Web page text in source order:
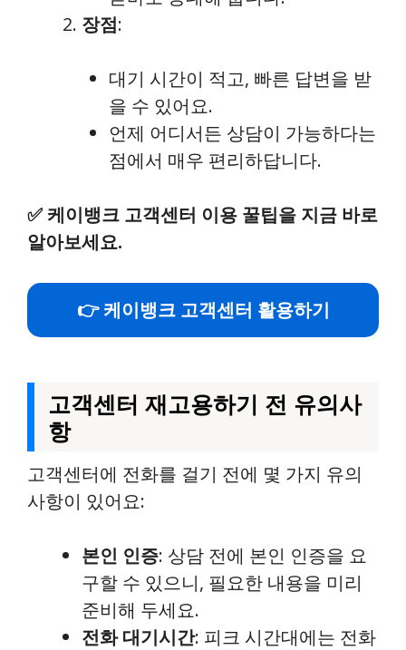
장점:
대기 시간이 적고, 빠른 답변을 받
을 수 있어요.
언제 어디서든 상담이 가능하다는
점에서 매우 편리하답니다.
✅ 케이뱅크 고객센터 이용 꿀팁을 지금 바로
알아보세요.
👉 케이뱅크 고객센터 활용하기
고객센터 재고용하기 전 유의사
항
고객센터에 전화를 걸기 전에 몇 가지 유의
사항이 있어요:
본인 인증: 상담 전에 본인 인증을 요
구할 수 있으니, 필요한 내용을 미리
준비해 두세요.
전화 대기시간: 피크 시간대에는 전화